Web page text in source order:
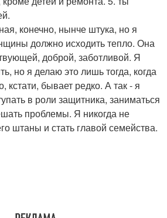
конечно, нынче штука, но я
должно исходить тепло. Она
доброй, заботливой. Я
но я делаю это лишь тогда, когда
кстати, бывает редко. А так - я
в роли защитника, заниматься
проблемы. Я никогда не
штаны и стать главой семейства.